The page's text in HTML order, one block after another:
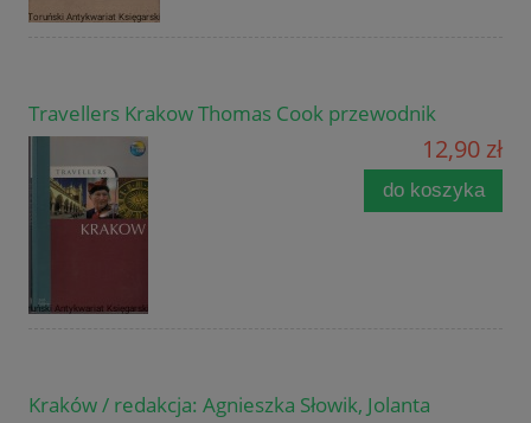
Travellers Krakow Thomas Cook przewodnik
12,90 zł
do koszyka
Kraków / redakcja: Agnieszka Słowik, Jolanta